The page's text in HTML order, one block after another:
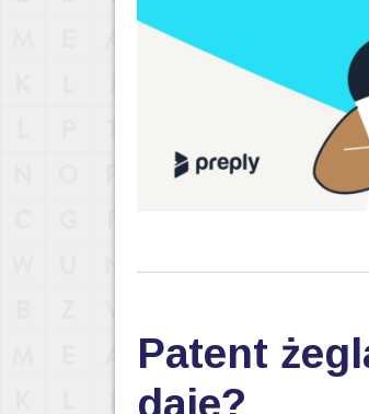
Patent
daje?